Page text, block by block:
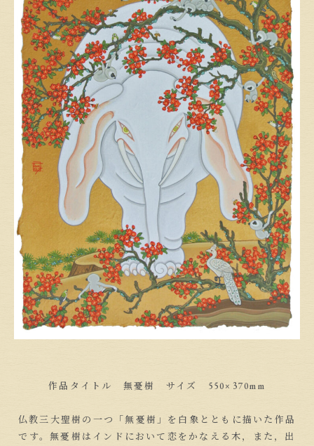
作品タイトル 無憂樹 サイズ 550×370mm
仏教三大聖樹の一つ「無憂樹」を白象とともに描いた作品
です。無憂樹はインドにおいて恋をかなえる木，また，出